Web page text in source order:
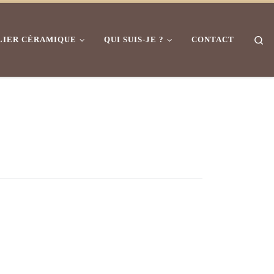
CÉRAMIQUE QUI SUIS-JE ? CONTACT